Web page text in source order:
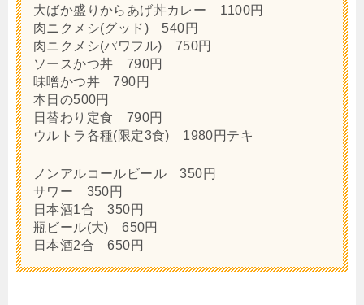
大ばか盛りからあげ丼カレー 1100円
肉ニクメシ(グッド) 540円
肉ニクメシ(パワフル) 750円
ソースかつ丼 790円
味噌かつ丼 790円
本日の500円
日替わり定食 790円
ウルトラ各種(限定3食) 1980円テキ
ノンアルコールビール 350円
サワー 350円
日本酒1合 350円
瓶ビール(大) 650円
日本酒2合 650円